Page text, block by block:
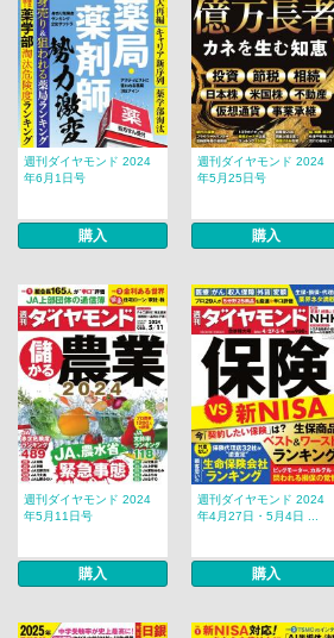
週刊ダイヤモンド 2024
年6月1日号
購入
週刊ダイヤモンド 2024
年5月25日号
購入
週刊ダイヤモンド 2024
年5月11日号
購入
週刊ダイヤモンド 2024
年4月27日・5月4日 ...
購入